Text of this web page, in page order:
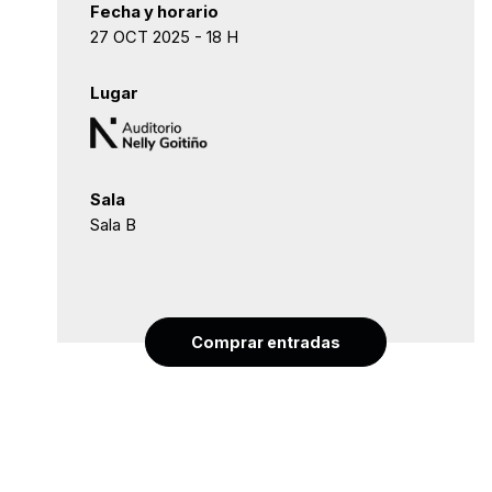
Fecha y horario
27 OCT 2025 - 18 H
Lugar
Sala
Sala B
Comprar entradas